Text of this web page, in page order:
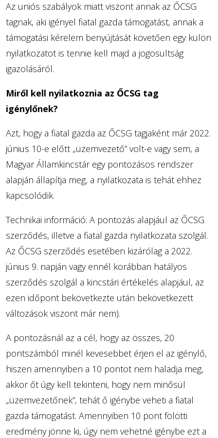
Az uniós szabályok miatt viszont annak az ŐCSG
tagnak, aki igényel fiatal gazda támogatást, annak a
támogatási kérelem benyújtását követően egy külön
nyilatkozatot is tennie kell majd a jogosultság
igazolásáról.
Miről kell nyilatkoznia az ŐCSG tag
igénylőnek?
Azt, hogy a fiatal gazda az ŐCSG tagjaként már 2022.
június 10-e előtt „üzemvezető” volt-e vagy sem, a
Magyar Államkincstár egy pontozásos rendszer
alapján állapítja meg, a nyilatkozata is tehát ehhez
kapcsolódik.
Technikai információ: A pontozás alapjául az ŐCSG
szerződés, illetve a fiatal gazda nyilatkozata szolgál.
Az ŐCSG szerződés esetében kizárólag a 2022.
június 9. napján vagy ennél korábban hatályos
szerződés szolgál a kincstári értékelés alapjául, az
ezen időpont bekövetkezte után bekövetkezett
változások viszont már nem).
A pontozásnál az a cél, hogy az összes, 20
pontszámból minél kevesebbet érjen el az igénylő,
hiszen amennyiben a 10 pontot nem haladja meg,
akkor őt úgy kell tekinteni, hogy nem minősül
„üzemvezetőnek”, tehát ő igénybe veheti a fiatal
gazda támogatást. Amennyiben 10 pont fölötti
eredmény jönne ki, úgy nem vehetné igénybe ezt a